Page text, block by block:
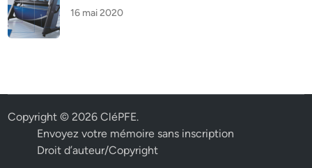
16 mai 2020
Copyright © 2026CléPFE.
Envoyez votre mémoire sans inscription
Droit d’auteur/Copyright